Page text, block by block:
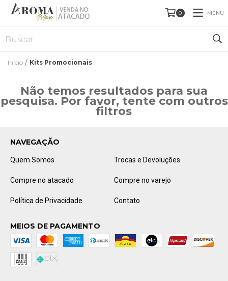
0 MENU
Início / Kits Promocionais
Não temos resultados para sua
pesquisa. Por favor, tente com outros
filtros
NAVEGAÇÃO
Quem Somos Trocas e Devoluções
Compre no atacado Compre no varejo
Política de Privacidade Contato
MEIOS DE PAGAMENTO